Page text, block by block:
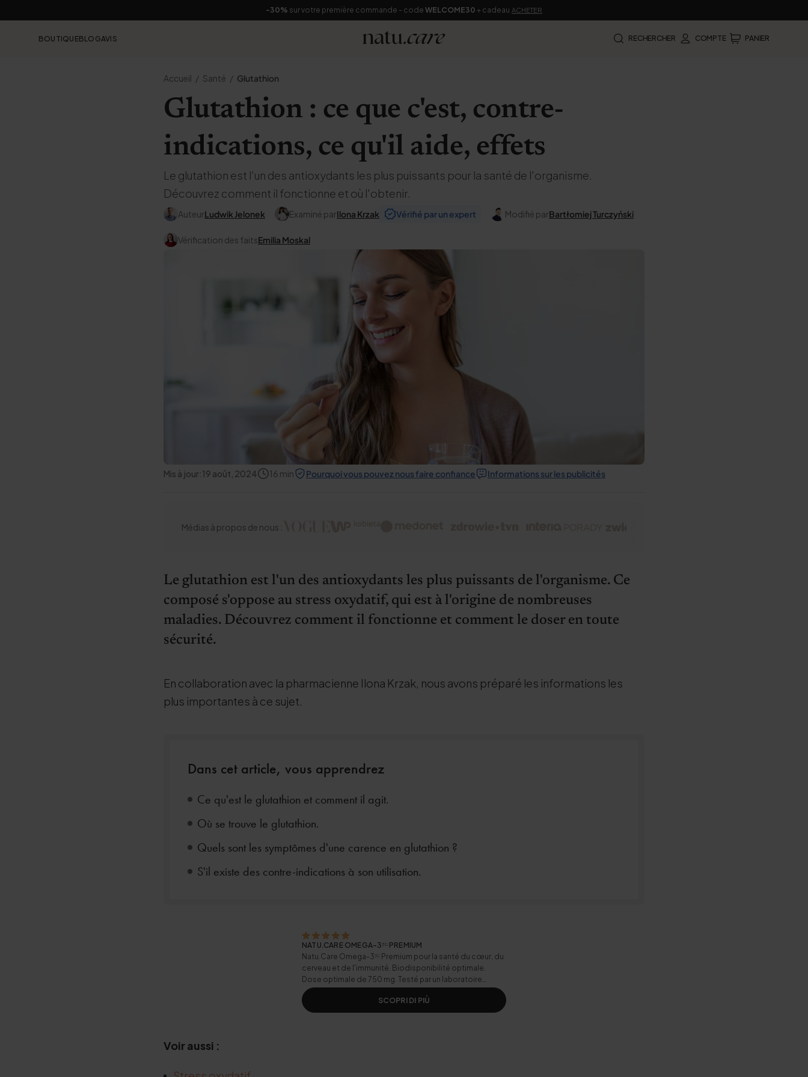
-30% sur votre première commande - code WELCOME30 + cadeau ACHETER
BOUTIQUEBLOGAVIS RECHERCHER COMPTE PANIER
Accueil Santé Glutathion
Glutathion : ce que c'est, contre-
indications, ce qu'il aide, effets
Le glutathion est l'un des antioxydants les plus puissants pour la santé de l'organisme.
Découvrez comment il fonctionne et où l'obtenir.
AuteurLudwik Jelonek Examiné parIlona Krzak Vérifié par un expert Modifié parBartłomiej Turczyński
Vérification des faitsEmilia Moskal
Mis à jour:19 août, 2024 16 min Pourquoi vous pouvez nous faire confiance Informations sur les publicités
Médias à propos de nous :
Le glutathion est l'un des antioxydants les plus puissants de l'organisme. Ce
composé s'oppose au stress oxydatif, qui est à l'origine de nombreuses
maladies. Découvrez comment il fonctionne et comment le doser en toute
sécurité.
En collaboration avec la pharmacienne Ilona Krzak, nous avons préparé les informations les
plus importantes à ce sujet.
Dans cet article, vous apprendrez
Ce qu'est le glutathion et comment il agit.
Où se trouve le glutathion.
Quels sont les symptômes d'une carence en glutathion ?
S'il existe des contre-indications à son utilisation.
NATU.CARE OMEGA-3ᵀᴳ PREMIUM
Natu.Care Omega-3ᵀᴳ Premium pour la santé du cœur, du
cerveau et de l'immunité. Biodisponibilité optimale.
Dose optimale de 750 mg. Testé par un laboratoire
indépendant.
SCOPRI DI PIÙ
Voir aussi :